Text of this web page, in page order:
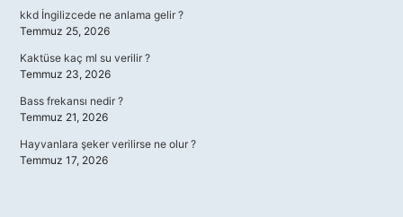
kkd İngilizcede ne anlama gelir ?
Temmuz 25, 2026
Kaktüse kaç ml su verilir ?
Temmuz 23, 2026
Bass frekansı nedir ?
Temmuz 21, 2026
Hayvanlara şeker verilirse ne olur ?
Temmuz 17, 2026